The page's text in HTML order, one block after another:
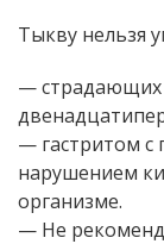
Тыкву нельзя
— страдающих
— гастритом с
нарушением
организме.
— Не